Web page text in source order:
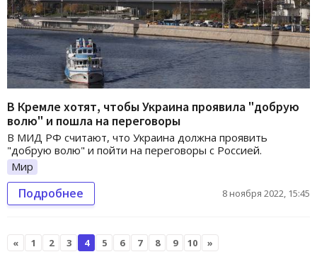
В Кремле хотят, чтобы Украина проявила "добрую
волю" и пошла на переговоры
В МИД РФ считают, что Украина должна проявить
"добрую волю" и пойти на переговоры с Россией.
Мир
Подробнее 8 ноября 2022, 15:45
« 1 2 3 4 5 6 7 8 9 10 »